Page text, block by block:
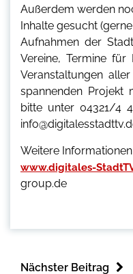
Außerdem werden
Inhalte gesucht
Aufnahmen der
Vereine, Termine für
Veranstaltungen
spannenden Projekt
bitte unter 04321/4
Weitere
www.digitales-
group.de
Nächster Beitrag